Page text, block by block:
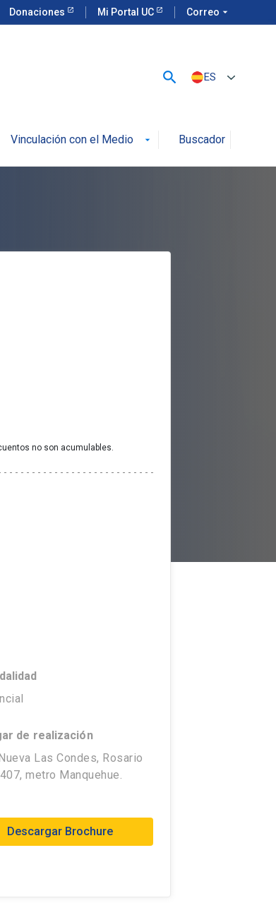
Donaciones Mi Portal UC Correo arrow_drop_down
search ES
Vinculación con el Medio arrow_drop_down Buscador
no son acumulables.
de realización
Las Condes, Rosario
metro Manquehue.
Descargar Brochure